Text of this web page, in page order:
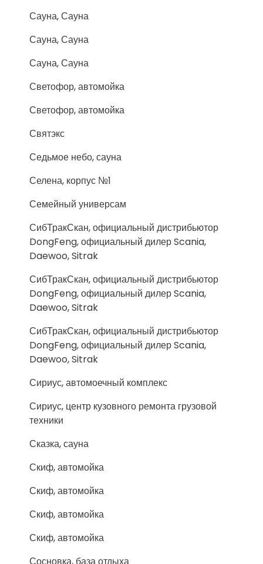
Сауна, Сауна
Сауна, Сауна
Сауна, Сауна
Светофор, автомойка
Светофор, автомойка
Святэкс
Седьмое небо, сауна
Селена, корпус №1
Семейный универсам
СибТракСкан, официальный дистрибьютор
DongFeng, официальный дилер Scania,
Daewoo, Sitrak
СибТракСкан, официальный дистрибьютор
DongFeng, официальный дилер Scania,
Daewoo, Sitrak
СибТракСкан, официальный дистрибьютор
DongFeng, официальный дилер Scania,
Daewoo, Sitrak
Сириус, автомоечный комплекс
Сириус, центр кузовного ремонта грузовой
техники
Сказка, сауна
Скиф, автомойка
Скиф, автомойка
Скиф, автомойка
Скиф, автомойка